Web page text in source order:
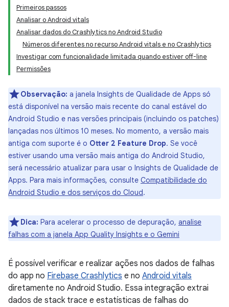
Primeiros passos
Analisar o Android vitals
Analisar dados do Crashlytics no Android Studio
Números diferentes no recurso Android vitals e no Crashlytics
Investigar com funcionalidade limitada quando estiver off-line
Permissões
Observação: a janela Insights de Qualidade de Apps só
está disponível na versão mais recente do canal estável do
Android Studio e nas versões principais (incluindo os patches)
lançadas nos últimos 10 meses. No momento, a versão mais
antiga com suporte é o Otter 2 Feature Drop. Se você
estiver usando uma versão mais antiga do Android Studio,
será necessário atualizar para usar o Insights de Qualidade de
Apps. Para mais informações, consulte Compatibilidade do
Android Studio e dos serviços do Cloud.
Dica: Para acelerar o processo de depuração, analise
falhas com a janela App Quality Insights e o Gemini
É possível verificar e realizar ações nos dados de falhas
do app no Firebase Crashlytics e no Android vitals
diretamente no Android Studio. Essa integração extrai
dados de stack trace e estatísticas de falhas do